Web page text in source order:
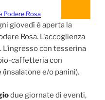
Podere Rosa
giovedì è aperta la
Rosa. L’accoglienza
con tesserina
caffetteria con
e/o panini).
due giornate di eventi,